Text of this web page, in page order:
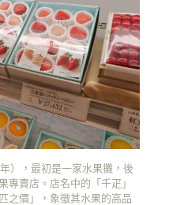
），最初是一家水果攤，後
專賣店。店名中的「千疋」
之價」，象徵其水果的高品